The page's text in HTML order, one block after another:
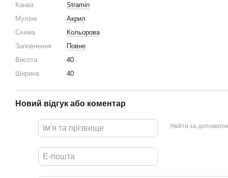
Канва
Stramin
Муліне
Акрил
Схема
Кольорова
Заповнення
Повне
Висота
40
Ширина
40
Новий відгук або коментар
Увійти за